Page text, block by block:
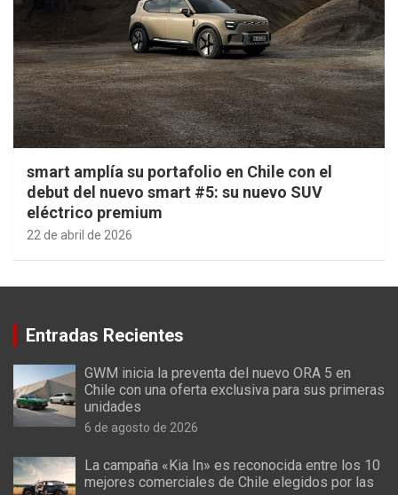
smart amplía su portafolio en Chile con el
debut del nuevo smart #5: su nuevo SUV
eléctrico premium
22 de abril de 2026
Entradas Recientes
GWM inicia la preventa del nuevo ORA 5 en
Chile con una oferta exclusiva para sus primeras
unidades
6 de agosto de 2026
La campaña «Kia In» es reconocida entre los 10
mejores comerciales de Chile elegidos por las